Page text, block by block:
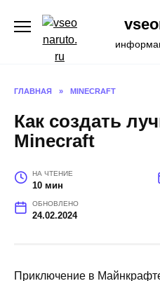
содержанию
ГЛАВНАЯ » MINECRAFT
Как создать
Minecraft
НА ЧТЕНИЕ
10 мин
ОБНОВЛЕНО
24.02.2024
Приключение в